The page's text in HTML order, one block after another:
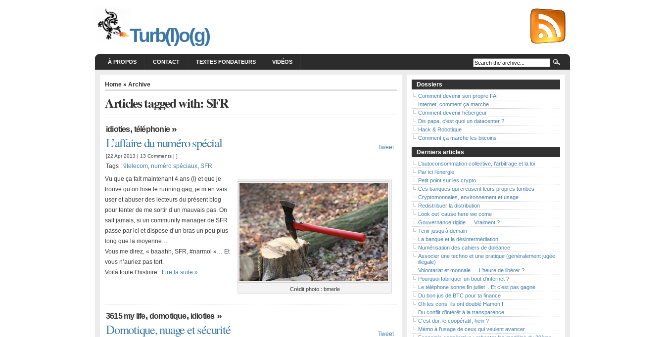
Turb(l)o(g)
À PROPOS CONTACT TEXTES FONDATEURS VIDÉOS
Home » Archive
Articles tagged with: SFR
idioties, téléphonie»
L’affaire du numéro spécial
[22 Apr 2013 | 13 Comments | ]
Tags : 9telecom, numéro spéciaux, SFR
Tweet
Crédit photo : bmerle
Vu que ça fait maintenant 4 ans (!) et que je
trouve qu’on frise le running gag, je m’en vais
user et abuser des lecteurs du présent blog
pour tenter de me sortir d’un mauvais pas. On
sait jamais, si un community manager de SFR
passe par ici et dispose d’un bras un peu plus
long que la moyenne…
Vous me direz, « baaahh, SFR, #narmol »… Et
vous n’auriez pas tort.
Voilà toute l’histoire : Lire la suite »
3615 my life, domotique, idioties»
Domotique, nuage et sécurité Tweet
Dossiers
Comment devenir son propre FAI
Internet, comment ça marche
Comment devenir hébergeur
Dis papa, c'est quoi un datacenter ?
Hack & Robotique
Comment ça marche les bitcoins
Derniers articles
L’autoconsommation collective, l’arbitrage et la loi
Par ici l’énergie
Petit point sur les crypto
Ces banques qui creusent leurs propres tombes
Cryptomonnaies, environnement et usage
Redistribuer la distribution
Look out ’cause here we come
Gouvernance rigide … Vraiment ?
Tenir jusqu’à demain
La banque et la désintermédiation
Numérisation des cahiers de doléance
Associer une techno et une pratique (généralement jugée
illégale)
Volontariat et monnaie … L’heure de libérer ?
Pourquoi fabriquer un bout d’internet ?
Le téléphone sonne fin juillet .. Et c’est pas gagné
Du bon jus de BTC pour ta finance
Oh les cons, ils ont doublé Hamon !
Du conflit d’intérêt à la transparence
C’est dur, le coopératif, hein ?
Mémo à l’usage de ceux qui veulent avancer